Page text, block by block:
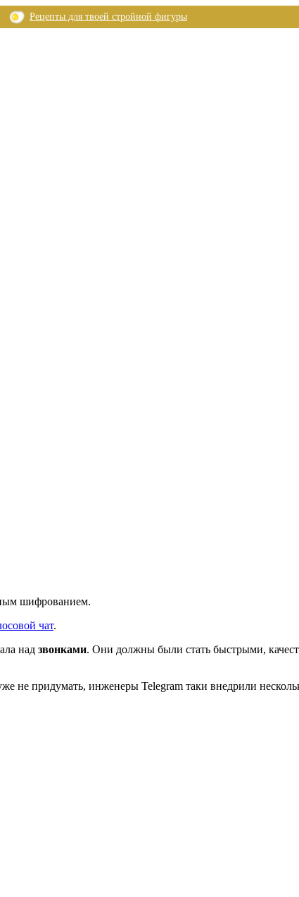
Рецепты для твоей стройной фигуры
шифрованием.
чат.
над звонками. Они должны были стать быстрыми,
не придумать, инженеры Telegram таки внедрили